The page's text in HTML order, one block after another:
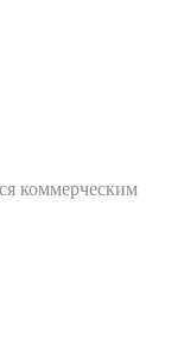
коммерческим